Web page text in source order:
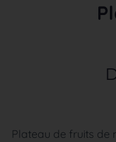
Plateau de fruits de